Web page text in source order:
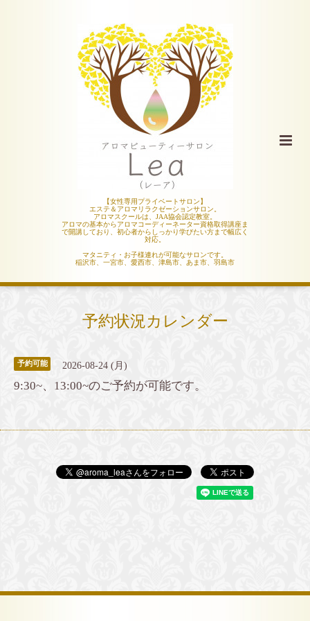
【女性専用プライベートサロン】
エステ＆アロマリラクゼーションサロン。
アロマスクールは、JAA協会認定教室。
アロマの基本からアロマコーディーネーター資格取得講座ま
で開講しており、初心者からしっかり学びたい方まで幅広く
対応。
マタニティ・お子様連れが可能なサロンです。
稲沢市、一宮市、愛西市、津島市、あま市、羽島市
予約状況カレンダー
予約可能 2026-08-24 (月)
9:30~、13:00~のご予約が可能です。